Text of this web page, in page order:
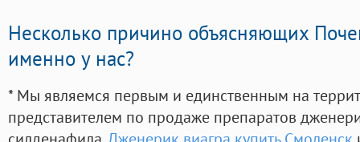
Несколько причино объясняющих
именно у нас?
* Мы являемся первым и единственным на
представителем по продаже препаратов